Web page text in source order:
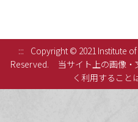
:::
Copyright © 2021 Institute
Reserved.
当サイト上の画像
く利用すること